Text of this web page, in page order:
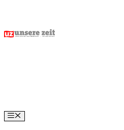
content
Menu